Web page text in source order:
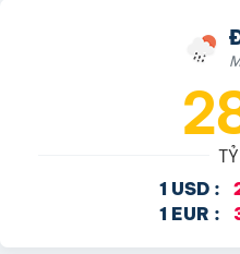
1 USD :
1 EUR :